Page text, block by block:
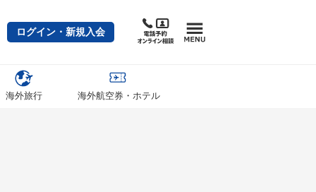
ログイン・新規入会
海外旅行 海外航空券・ホテル